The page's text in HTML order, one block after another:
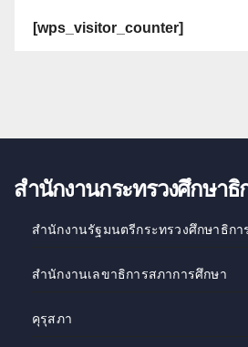
[wps_visitor_counter]
สำนักงานกระทรวงศึกษาธิ
สำนักงานรัฐมนตรีกระทรวงศึกษาธิกา
สำนักงานเลขาธิการสภาการศึกษา
คุรุสภา